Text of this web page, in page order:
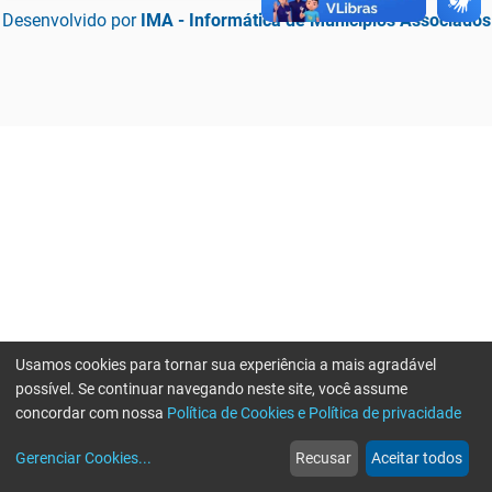
Desenvolvido por IMA - Informática de Municípios Associados
web
Notícias
more_horiz
Mais
Usamos cookies para tornar sua experiência a mais agradável
possível. Se continuar navegando neste site, você assume
concordar com nossa Política de Cookies e Política de privacidade
Gerenciar Cookies... Recusar Aceitar todos
Erro ao enviar informações, por favor tente novamente